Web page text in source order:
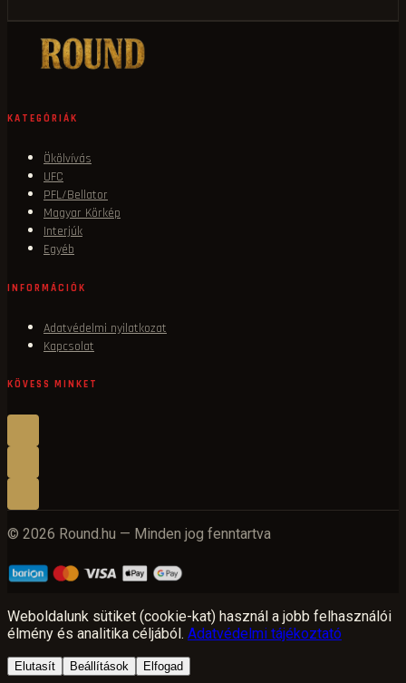
KATEGÓRIÁK
Ökölvívás
UFC
PFL/Bellator
Magyar Körkép
Interjúk
Egyéb
INFORMÁCIÓK
Adatvédelmi nyilatkozat
Kapcsolat
KÖVESS MINKET
© 2026 Round.hu — Minden jog fenntartva
Weboldalunk sütiket (cookie-kat) használ a jobb felhasználói
élmény és analitika céljából. Adatvédelmi tájékoztató
Elutasít Beállítások Elfogad